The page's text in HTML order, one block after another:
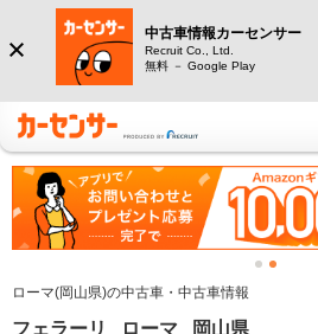
中古車情報カーセンサー
Recruit Co., Ltd.
無料 － Google Play
ローマ(岡山県)の中古車・中古車情報
フェラーリ ローマ 岡山県